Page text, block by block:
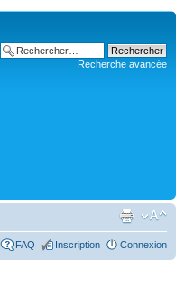
Recherche avancée
FAQ Inscription Connexion